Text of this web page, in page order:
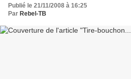
Publié le 21/11/2008 à 16:25
Par Rebel-TB